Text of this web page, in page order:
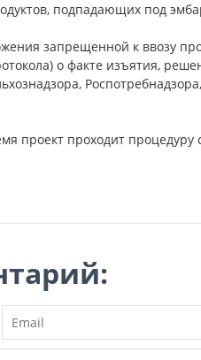
подпадающих под
запрещенной к ввозу
о факте изъятия,
проект проходит процедуру